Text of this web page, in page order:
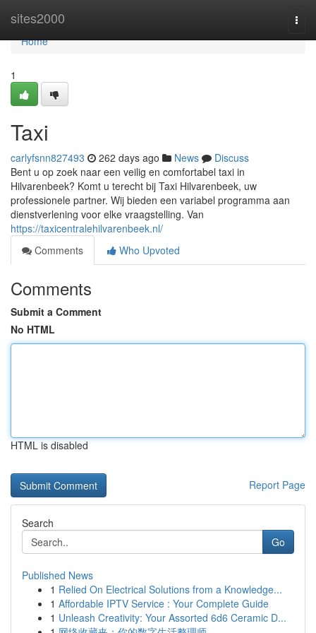
sites2000
Home
Home
1
Taxi
carlyfsnn827493 262 days ago News
Discuss
Bent u op zoek naar een veilig en comfortabel taxi in
Hilvarenbeek? Komt u terecht bij Taxi Hilvarenbeek, uw
professionele partner. Wij bieden een variabel programma aan
dienstverlening voor elke vraagstelling. Van
https://taxicentralehilvarenbeek.nl/
Comments
Who Upvoted
Comments
Submit a Comment
No HTML
HTML is disabled
Report Page
Search
Go
Published News
1 Relied On Electrical Solutions from a Knowledge...
1 Affordable IPTV Service : Your Complete Guide
1 Unleash Creativity: Your Assorted 6d6 Ceramic D...